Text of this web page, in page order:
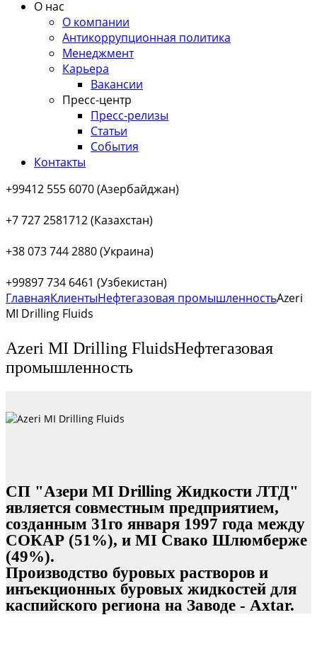
О нас
О компании
Антикоррупционная политика
Менеджмент
Карьера
Вакансии
Пресс-центр
Пресс-релизы
Статьи
События
Контакты
+99412 555 6070 (Азербайджан)
+7 727 2581712 (Казахстан)
+38 073 744 2880 (Украина)
+99897 734 6461 (Узбекистан)
ГлавнаяКлиентыНефтегазовая промышленностьAzeri
MI Drilling Fluids
Azeri MI Drilling FluidsНефтегазовая
промышленность
СП "Азери MI Drilling Жидкости ЛТД"
является совместным предприятием,
созданным 31го января 1997 года между
СОКАР (51%), и MI Свако Шлюмберже
(49%).
Производство буровых растворов и
инъекционных буровых жидкостей для
каспийского региона на Заводе - Axtar.